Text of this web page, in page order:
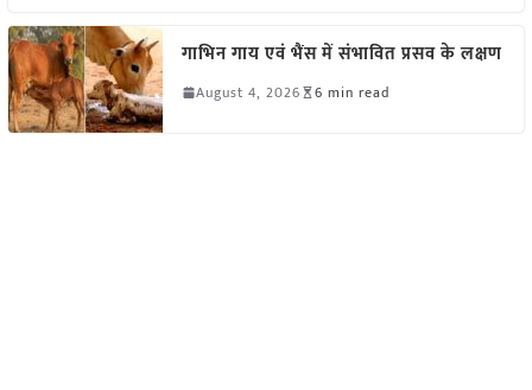
गाभिन गाय एवं भैंस में संभावित प्रसव के लक्षण
August 4, 2026 6 min read